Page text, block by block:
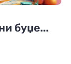
буџе...